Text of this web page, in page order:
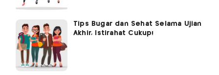
Tips Bugar dan Sehat Selama Ujian
Akhir, Istirahat Cukup!